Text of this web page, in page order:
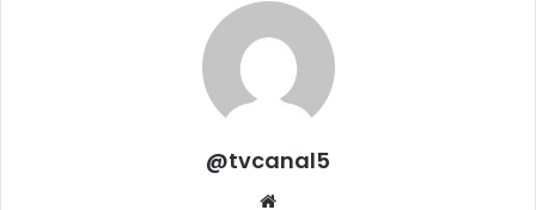
@tvcanal5